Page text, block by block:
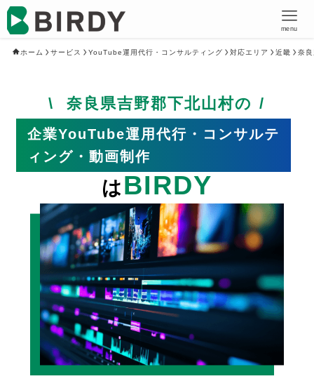
menu
ホーム サービス YouTube運用代行・コンサルティング 対応エリア 近畿 奈
奈良県吉野郡下北山村の
企業YouTube運用代行・コンサルテ
ィング・動画制作
はBIRDY